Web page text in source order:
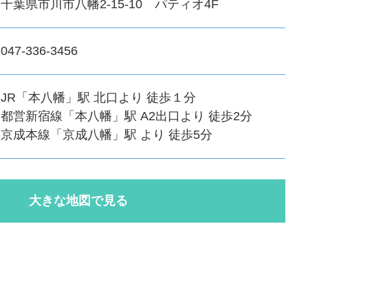
千葉県市川市八幡2-15-10 パティオ4F
047-336-3456
JR「本八幡」駅 北口より 徒歩１分
都営新宿線「本八幡」駅 A2出口より 徒歩2分
京成本線「京成八幡」駅 より 徒歩5分
大きな地図で見る